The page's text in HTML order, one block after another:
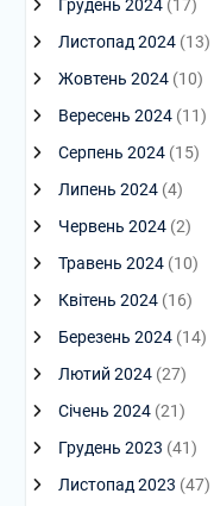
Грудень 2024(17)
Листопад 2024(13)
Жовтень 2024(10)
Вересень 2024(11)
Серпень 2024(15)
Липень 2024(4)
Червень 2024(2)
Травень 2024(10)
Квітень 2024(16)
Березень 2024(14)
Лютий 2024(27)
Січень 2024(21)
Грудень 2023 (41)
Листопад 2023 (47)